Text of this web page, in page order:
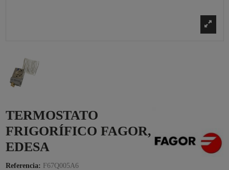
TERMOSTATO
FRIGORÍFICO FAGOR,
EDESA
Referencia: F67Q005A6